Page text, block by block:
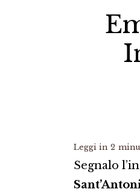
Leggi in 2
Segnalo